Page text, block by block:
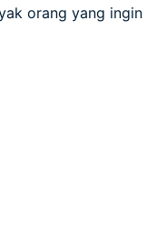
orang yang ingin